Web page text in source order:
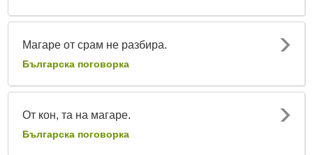
Магаре от срам не разбира.
Българска поговорка
От кон, та на магаре.
Българска поговорка